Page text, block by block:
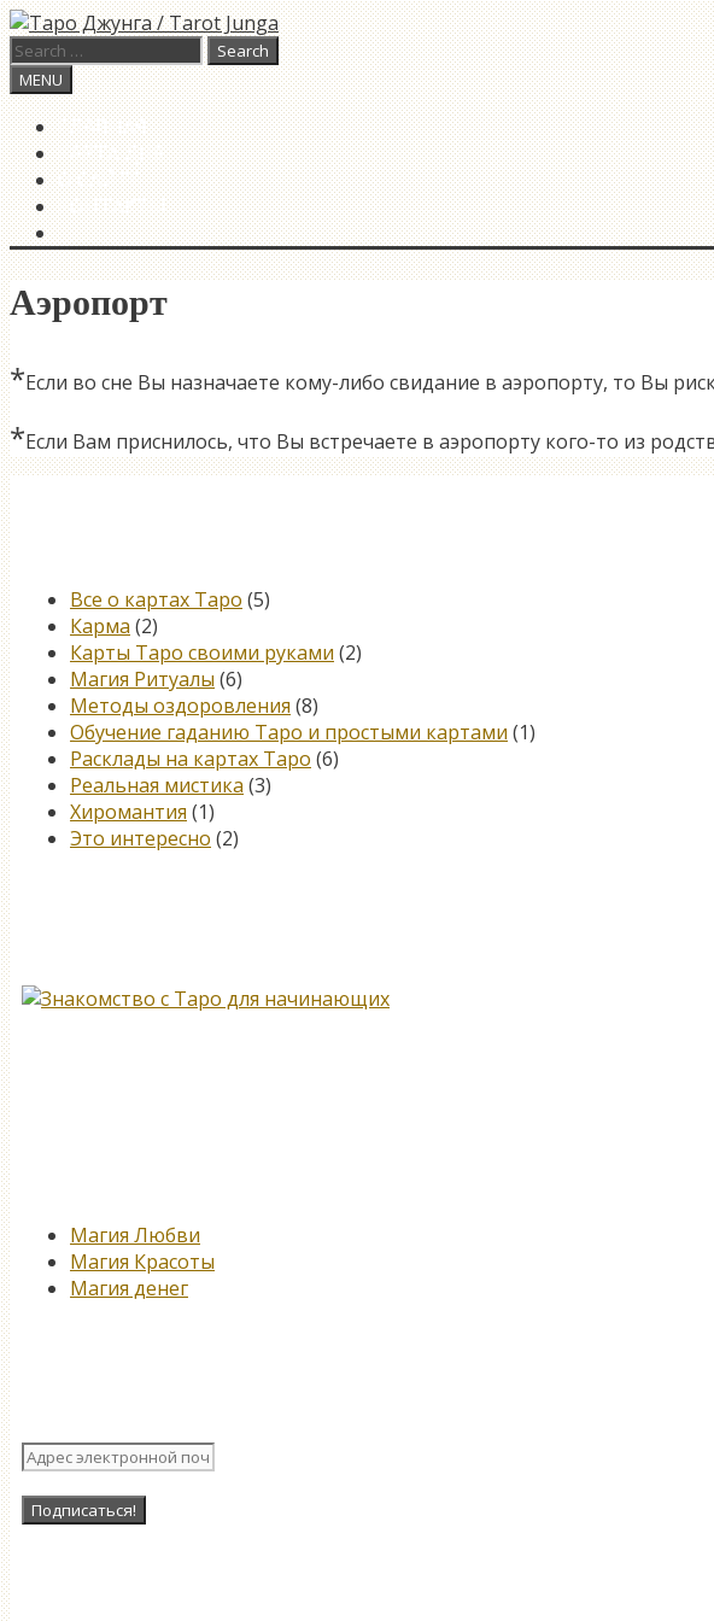
Skip
to
content
Search
for:
Search
MENU
ГЛАВНАЯ
КАРТА ДНЯ
О САЙТЕ
КОНТАКТЫ
SEARCH
Аэропорт
*Если во сне Вы назначаете кому-либо свидание в аэропорту, то Вы
*Если Вам приснилось, что Вы встречаете в аэропорту кого-то из
Все о картах Таро (5)
Карма (2)
Карты Таро своими руками (2)
Магия Ритуалы (6)
Методы оздоровления (8)
Обучение гаданию Таро и простыми картами (1)
Расклады на картах Таро (6)
Реальная мистика (3)
Хиромантия (1)
Это интересно (2)
Магия Любви
Магия Красоты
Магия денег